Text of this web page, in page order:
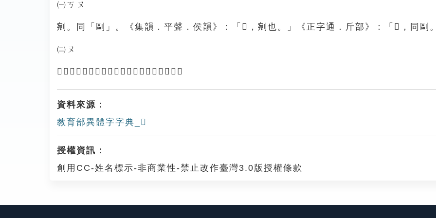
㈠ㄎㄡ
剜。同「剾」。《集韻．平聲．侯韻》：「𣂻，剜也。」《正字通．斤部》：「𣂻，同剾
㈡ㄡ
「𣂻𣂮」：偃鉏。見《集韻．平聲．侯韻》。
資料來源：
教育部異體字字典_𣂻
授權資訊：
創用CC-姓名標示-非商業性-禁止改作臺灣3.0版授權條款